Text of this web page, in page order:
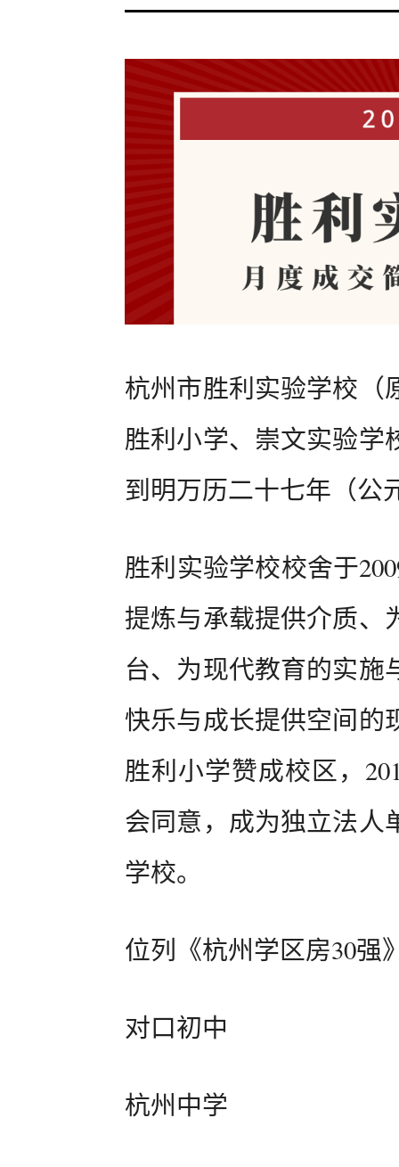
杭州市胜利实验学校（
胜利小学、崇文实验学
到明万历二十七年（公
胜利实验学校校舍于
提炼与承载提供介质、
台、为现代教育的实施
快乐与成长提供空间的
胜利小学赞成校区，
会同意，成为独立法人
学校。
位列《杭州学区房30强
对口初中
杭州中学